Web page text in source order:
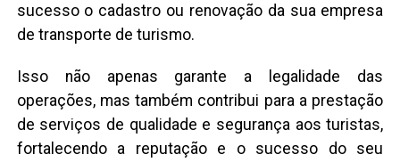
sucesso o cadastro ou renovação da sua empresa
de transporte de turismo.
Isso não apenas garante a legalidade das
operações, mas também contribui para a prestação
de serviços de qualidade e segurança aos turistas,
fortalecendo a reputação e o sucesso do seu